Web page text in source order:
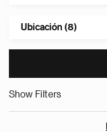
Ubicación (8)
Show Filters